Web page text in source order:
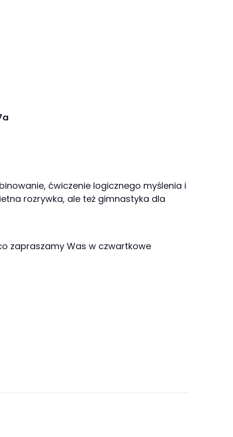
ćwiczenie logicznego myślenia i
rozrywka, ale też gimnastyka dla
zapraszamy Was w czwartkowe